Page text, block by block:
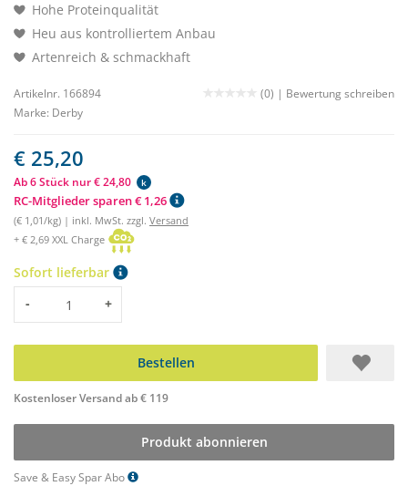
Hohe Proteinqualität
Heu aus kontrolliertem Anbau
Artenreich & schmackhaft
Artikelnr. 166894 (0) | Bewertung schreiben
Marke: Derby
€ 25,20
Ab 6 Stück nur € 24,80 k
RC-Mitglieder sparen € 1,26
(€ 1,01/kg) | inkl. MwSt. zzgl. Versand
+ € 2,69 XXL Charge
Sofort lieferbar
Menge
- +
Bestellen
Kostenloser Versand ab € 119
Produkt abonnieren
Save & Easy Spar Abo